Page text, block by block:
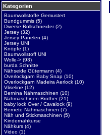
Kategorien
Baumwollstoffe Gemustert
Bundgummis(5)
Diverse Rollschneider(2)
Jersey(32)
Jersey Panelen (4)
Jersey UNI
Knöpfe (1)
Baumwollstoff UNI
Wolle->(93)
burda Schnitte
Nähseide Gütermann (4)
Overlockgarn Baby Snap(10)
Overlockgarn Madeira Aerlock(10)
Vliseline (12)
Bernina Nähmaschinen (10)
Nähmaschinen Brother(21)
baby lock Over / Cavalock(9)
Bernete Nähmaschinen (7)
Näh und Stickmaschinen (5)
Kindernähkurse
Nähkurs(4)
Video(1)